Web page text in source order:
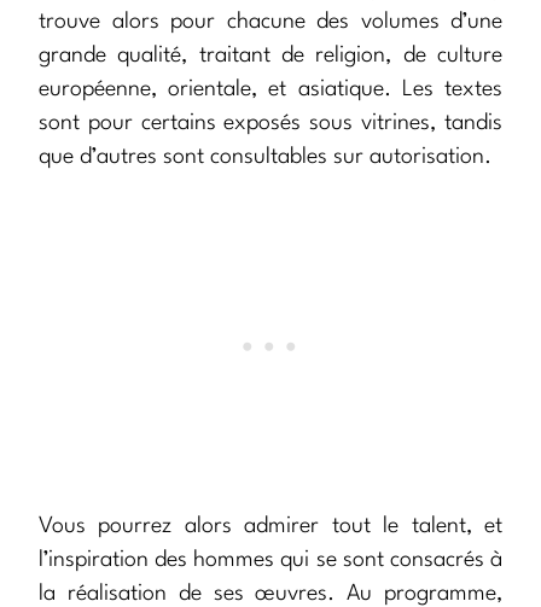
trouve alors pour chacune des volumes d’une
grande qualité, traitant de religion, de culture
européenne, orientale, et asiatique. Les textes
sont pour certains exposés sous vitrines, tandis
que d’autres sont consultables sur autorisation.
Vous pourrez alors admirer tout le talent, et
l’inspiration des hommes qui se sont consacrés à
la réalisation de ses œuvres. Au programme,